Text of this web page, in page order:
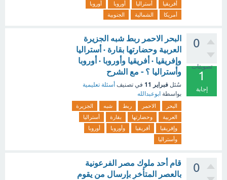
أفريقيا
أستراليا أوروبا
أوروبا
أمريكا
الشمالية الجنوبية
0
تصويتات
1
إجابة
البحر الاحمر ربط شبه الجزيرة
العربية وحضارتها بقارة · أستراليا
وإفريقيا · أفريقيا وأوروبا · أوروبا
وأستراليا ؟ - مع الشرح
سُئل فبراير 11 في تصنيف أسئلة تعليمية
بواسطة ابوعبدالله
البحر الاحمر ربط شبه
الجزيرة
العربية
وحضارتها بقارة
أستراليا
وإفريقيا
أفريقيا وأوروبا
أوروبا
وأستراليا
0
قام أحد ملوك مصر الفرعونية
بالعصر المتأخر بإرسال من يقوم